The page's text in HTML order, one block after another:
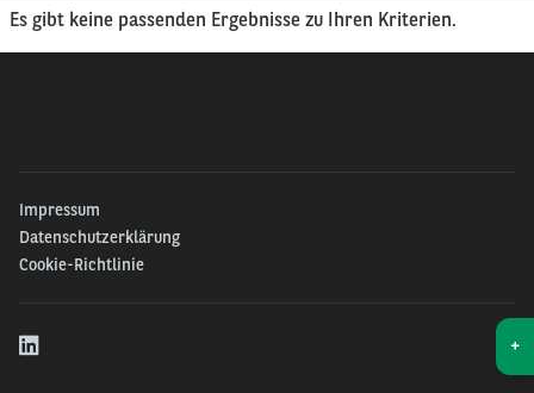
Es gibt keine passenden Ergebnisse zu Ihren Kriterien.
Impressum
Datenschutzerklärung
Cookie-Richtlinie
+